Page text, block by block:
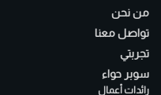
من نحن
تواصل معنا
تجربتي
سوبر حواء
رائدات أعمال